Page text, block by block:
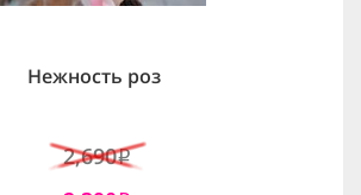
Нежность роз
2,690i